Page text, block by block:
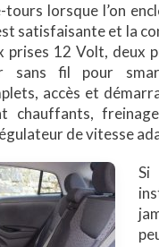
lorsque l’on
satisfaisante et la
prises 12 Volt, deux
sans fil pour
accès et
chauffants,
de vitesse
Si